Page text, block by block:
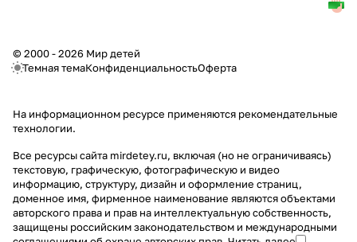
© 2000 - 2026 Мир детей
Темная темаКонфиденциальностьОферта
На информационном ресурсе применяются рекомендательные
технологии.
Все ресурсы сайта mirdetey.ru, включая (но не ограничиваясь)
текстовую, графическую, фотографическую и видео
информацию, структуру, дизайн и оформление страниц,
доменное имя, фирменное наименование являются объектами
авторского права и прав на интеллектуальную собственность,
защищены российским законодательством и международными